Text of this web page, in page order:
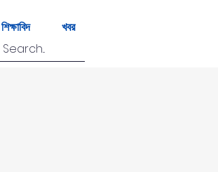
শিক্ষাবিদ খবর